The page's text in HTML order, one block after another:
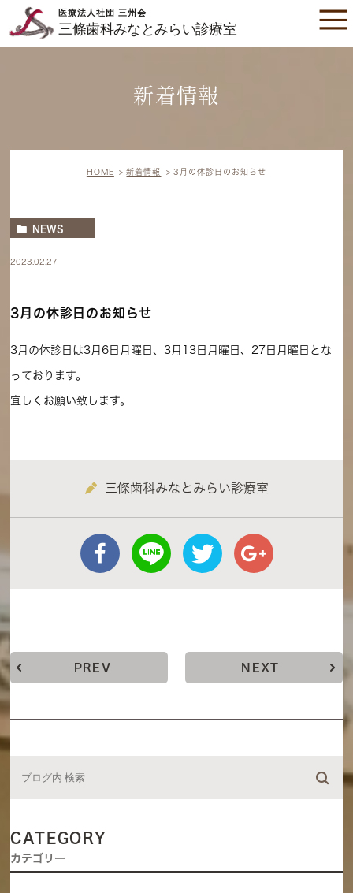
新着情報
HOME 新着情報 3月の休診日のお知らせ
NEWS
2023.02.27
3月の休診日のお知らせ
3月の休診日は3月6日月曜日、3月13日月曜日、27日月曜日とな
っております。
宜しくお願い致します。
三條歯科みなとみらい診療室
PREV NEXT
CATEGORY
カテゴリー